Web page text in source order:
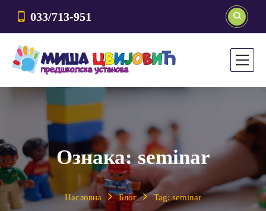
033/713-951
Ознака:seminar
Насловна Блог Tag: seminar